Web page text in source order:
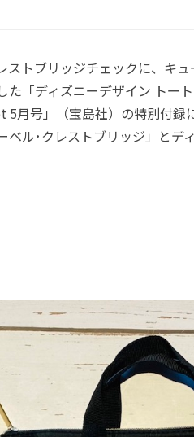
トブリッジチェックに、キュ
た「ディズニーデザイン トー
5月号」（宝島社）の特別付録
ベル･クレストブリッジ」とデ